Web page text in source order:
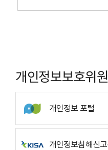
개인정보보호위
개인정보 포털
개인정보침해신